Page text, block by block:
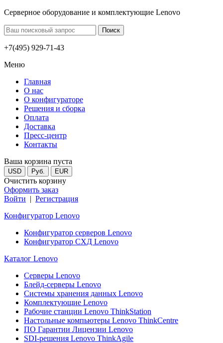
Серверное оборудование и комплектующие Lenovo
+7(495) 929-71-43
Меню
Главная
О нас
О конфигураторе
Решения и сборка
Оплата
Доставка
Пресс-центр
Контакты
Ваша корзина пуста
USD Руб. EUR
Очистить корзину
Оформить заказ
Войти | Регистрация
Конфигуратор Lenovo
Конфигуратор серверов Lenovo
Конфигуратор СХД Lenovo
Каталог Lenovo
Серверы Lenovo
Блейд-серверы Lenovo
Системы хранения данных Lenovo
Комплектующие Lenovo
Рабочие станции Lenovo ThinkStation
Настольные компьютеры Lenovo ThinkCentre
ПО Гарантии Лицензии Lenovo
SDI-решения Lenovo ThinkAgile